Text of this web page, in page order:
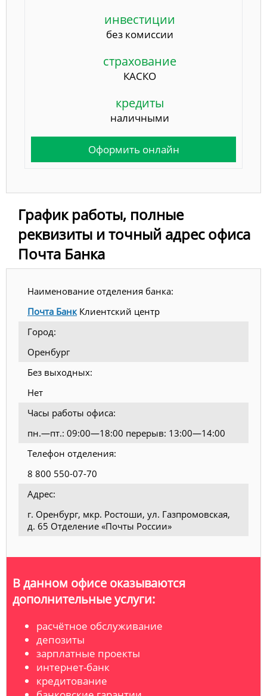
инвестиции
без комиссии
страхование
КАСКО
кредиты
наличными
Оформить онлайн
График работы, полные
реквизиты и точный адрес офиса
Почта Банка
Наименование отделения банка:
Почта БанкКлиентский центр
Город:
Оренбург
Без выходных:
Нет
Часы работы офиса:
пн.—пт.: 09:00—18:00 перерыв: 13:00—14:00
Телефон отделения:
8 800 550-07-70
Адрес:
г. Оренбург, мкр. Ростоши, ул. Газпромовская,
д. 65 Отделение «Почты России»
В данном офисе оказываются
дополнительные услуги:
расчётное обслуживание
депозиты
зарплатные проекты
интернет-банк
кредитование